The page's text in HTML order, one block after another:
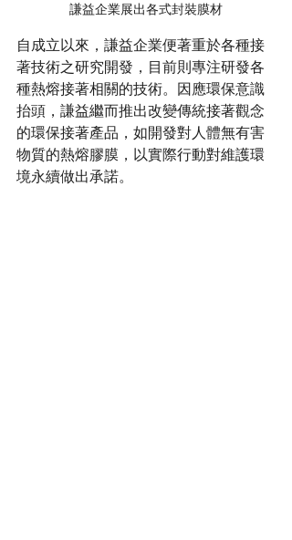
謙益企業展出各式封裝膜材
自成立以來，謙益企業便著重於各種接
著技術之研究開發，目前則專注研發各
種熱熔接著相關的技術。因應環保意識
抬頭，謙益繼而推出改變傳統接著觀念
的環保接著產品，如開發對人體無有害
物質的熱熔膠膜，以實際行動對維護環
境永續做出承諾。